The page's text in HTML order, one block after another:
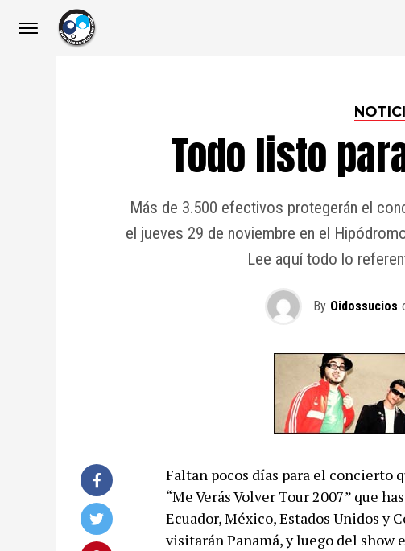
Todo listo
Más de 3.500 efectivos protegerán el
el jueves 29 de noviembre en el
Lee aquí todo lo
By Oidossucios
Faltan pocos días para el concierto
“Me Verás Volver Tour 2007” que
Ecuador, México, Estados Unidos y
visitarán Panamá, y luego del show